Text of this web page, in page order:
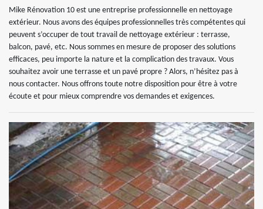
Mike Rénovation 10 est une entreprise professionnelle en nettoyage
extérieur. Nous avons des équipes professionnelles très compétentes qui
peuvent s’occuper de tout travail de nettoyage extérieur : terrasse,
balcon, pavé, etc. Nous sommes en mesure de proposer des solutions
efficaces, peu importe la nature et la complication des travaux. Vous
souhaitez avoir une terrasse et un pavé propre ? Alors, n’hésitez pas à
nous contacter. Nous offrons toute notre disposition pour être à votre
écoute et pour mieux comprendre vos demandes et exigences.